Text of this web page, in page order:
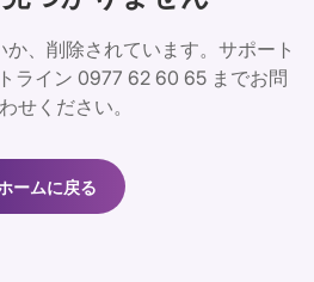
、削除されています。サポート
ライン 0977 62 60 65 までお問
せください。
ームに戻る
ームに戻る